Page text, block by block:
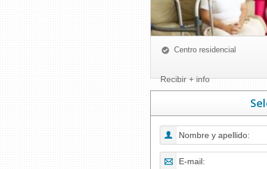
Centro residencial
Recibir + info